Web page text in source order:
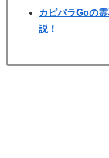
カピバラGoの
説！